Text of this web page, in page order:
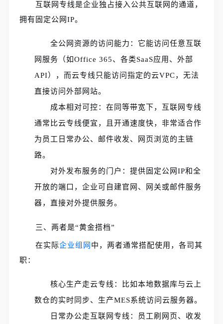
互联网专线是企业独占接入公共互联网的通道，
拥有固定公网IP。
全公网资源的访问能力：它能访问任意互联
网服务（如Office 365、各类SaaS应用、外部
API），而云专线只能访问指定的云VPC，无法
直接访问外部网站。
成本相对可控：在同等带宽下，互联网专线
通常比云专线便宜，且开通速度快，非常适合作
为员工日常办公、邮件收发、网页浏览的主链
路。
对外发布服务的门户：提供固定公网IP和全
开放的端口，企业可自建官网、网关或邮件服务
器，直接对外提供服务。
三、两者是“黄金搭档”
在实际企业组网 中，两者通常搭配使用，各司其
职：
核心生产走云专线：比如本地数据库与云上
数仓的实时同步、生产MES系统访问云服务器。
日常办公走互联网专线：员工刷网页、收发